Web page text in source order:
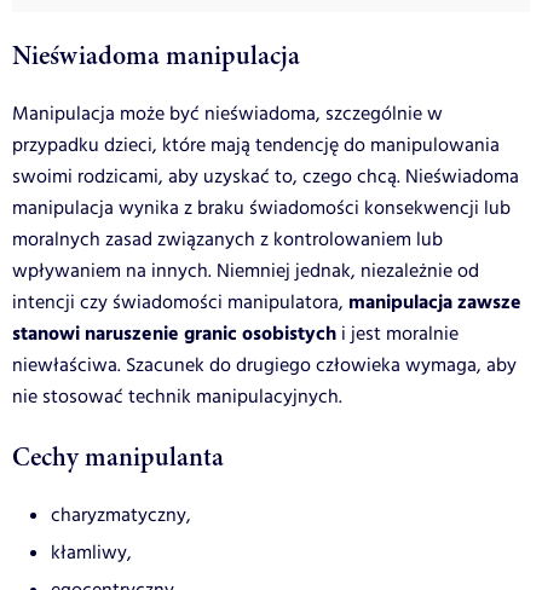
Nieświadoma manipulacja
Manipulacja może być nieświadoma, szczególnie w
przypadku dzieci, które mają tendencję do manipulowania
swoimi rodzicami, aby uzyskać to, czego chcą. Nieświadoma
manipulacja wynika z braku świadomości konsekwencji lub
moralnych zasad związanych z kontrolowaniem lub
wpływaniem na innych. Niemniej jednak, niezależnie od
intencji czy świadomości manipulatora, manipulacja zawsze
stanowi naruszenie granic osobistych i jest moralnie
niewłaściwa. Szacunek do drugiego człowieka wymaga, aby
nie stosować technik manipulacyjnych.
Cechy manipulanta
charyzmatyczny,
kłamliwy,